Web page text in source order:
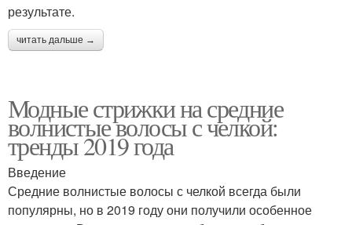
результате.
читать дальше →
Модные стрижки на средние
волнистые волосы с челкой:
тренды 2019 года
Введение
Средние волнистые волосы с челкой всегда были
популярны, но в 2019 году они получили особенное